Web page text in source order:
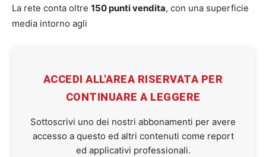
La rete conta oltre 150 punti vendita, con una superficie
media intorno agli
ACCEDI ALL'AREA RISERVATA PER
CONTINUARE A LEGGERE
Sottoscrivi uno dei nostri abbonamenti per avere
accesso a questo ed altri contenuti come report
ed applicativi professionali.